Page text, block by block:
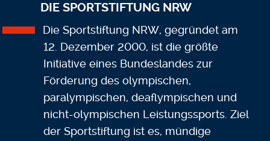
DIE SPORTSTIFTUNG NRW
Die Sportstiftung NRW, gegründet am
12. Dezember 2000, ist die größte
Initiative eines Bundeslandes zur
Förderung des olympischen,
paralympischen, deaflympischen und
nicht-olympischen Leistungssports. Ziel
der Sportstiftung ist es, mündige